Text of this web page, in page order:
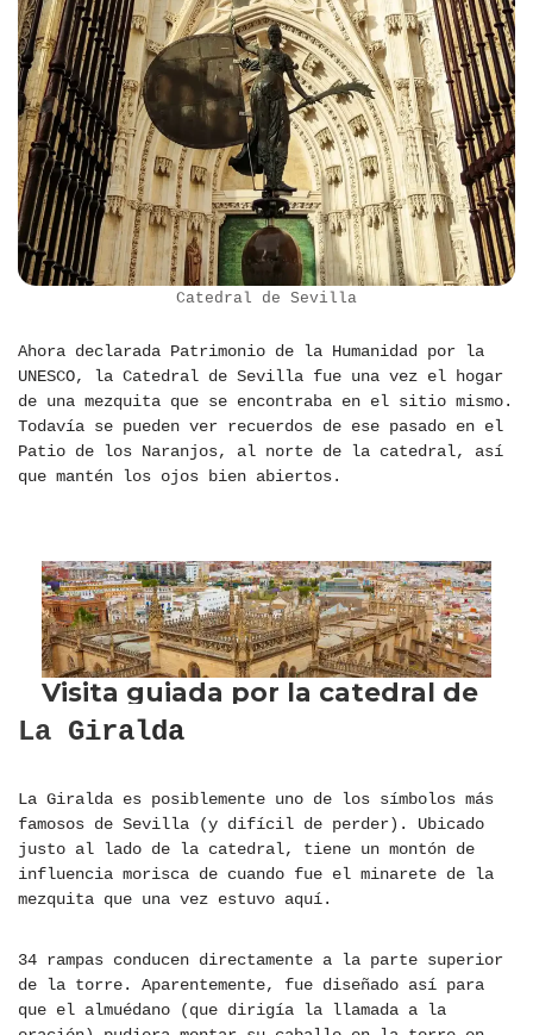
Catedral de Sevilla
Ahora declarada Patrimonio de la Humanidad por la
UNESCO, la Catedral de Sevilla fue una vez el hogar
de una mezquita que se encontraba en el sitio mismo.
Todavía se pueden ver recuerdos de ese pasado en el
Patio de los Naranjos, al norte de la catedral, así
que mantén los ojos bien abiertos.
La Giralda
La Giralda es posiblemente uno de los símbolos más
famosos de Sevilla (y difícil de perder). Ubicado
justo al lado de la catedral, tiene un montón de
influencia morisca de cuando fue el minarete de la
mezquita que una vez estuvo aquí.
34 rampas conducen directamente a la parte superior
de la torre. Aparentemente, fue diseñado así para
que el almuédano (que dirigía la llamada a la